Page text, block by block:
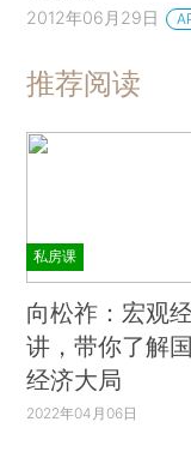
2012年06月29日
推荐阅读
私房课
向松祚：宏观
讲，带你了解
经济大局
2022年04月06日